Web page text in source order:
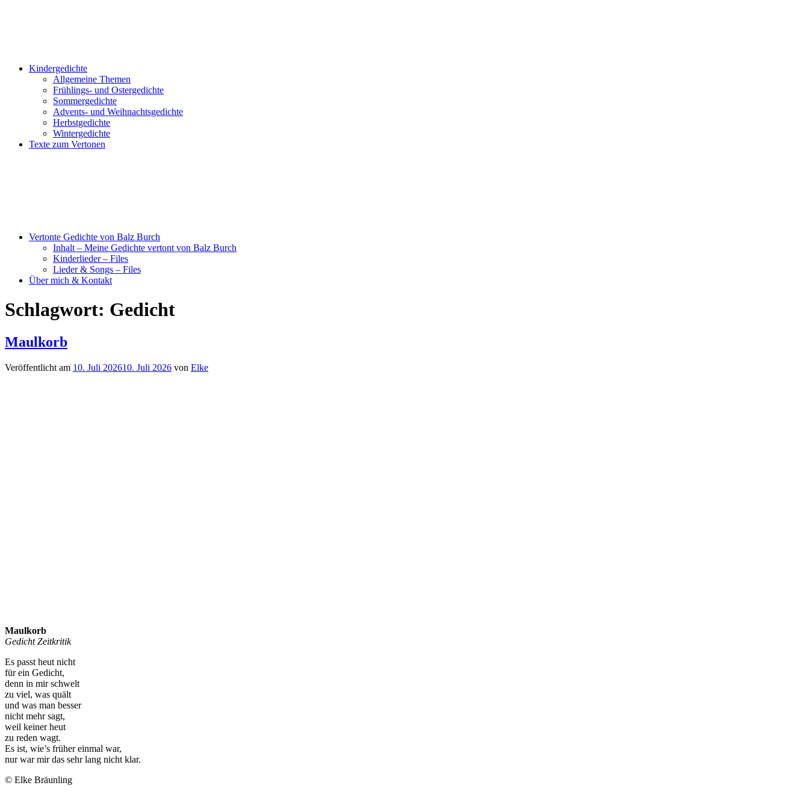
Kindergedichte
Allgemeine Themen
Frühlings- und Ostergedichte
Sommergedichte
Advents- und Weihnachtsgedichte
Herbstgedichte
Wintergedichte
Texte zum Vertonen
Vertonte Gedichte von Balz Burch
Inhalt – Meine Gedichte vertont von Balz Burch
Kinderlieder – Files
Lieder & Songs – Files
Über mich & Kontakt
Schlagwort: Gedicht
Maulkorb
Veröffentlicht am 10. Juli 202610. Juli 2026 von Elke
Maulkorb
Gedicht Zeitkritik
Es passt heut nicht
für ein Gedicht,
denn in mir schwelt
zu viel, was quält
und was man besser
nicht mehr sagt,
weil keiner heut
zu reden wagt.
Es ist, wie’s früher einmal war,
nur war mir das sehr lang nicht klar.
© Elke Bräunling